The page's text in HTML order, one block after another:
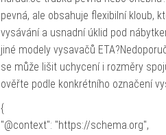
pevná, ale obsahuje flexibilní kloub,
vysávání a usnadní úklid pod
jiné modely vysavačů
se může lišit uchycení i rozměry
ověřte podle konkrétního označení
{
"@context": "https://schema.org",